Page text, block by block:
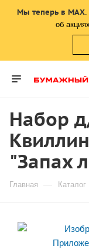
Мы теперь в MAX.
об
Набор
"Запах
Главная — Каталог